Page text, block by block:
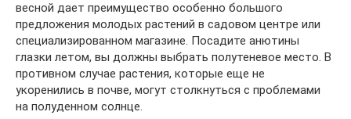
весной дает преимущество особенно большого
предложения молодых растений в садовом центре или
специализированном магазине. Посадите анютины
глазки летом, вы должны выбрать полутеневое место. В
противном случае растения, которые еще не
укоренились в почве, могут столкнуться с проблемами
на полуденном солнце.